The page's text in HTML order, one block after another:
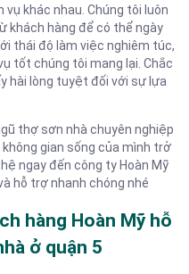
khác nhau. Chúng tôi luôn
khách hàng để có thể ngày
thái độ làm việc nghiêm túc,
tốt chúng tôi mang lại. Chắc
hài lòng tuyệt đối với sự lựa
thợ sơn nhà chuyên nghiệp
gian sống của mình trở
ngay đến công ty Hoàn Mỹ
hỗ trợ nhanh chóng nhé
hàng Hoàn Mỹ hỗ
ở quận 5